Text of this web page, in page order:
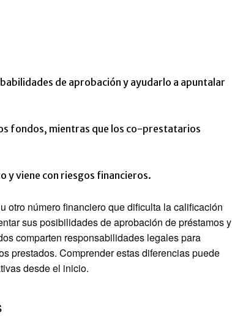
de aprobación y ayudarlo a apuntalar
fondos, mientras que los co-prestatarios
y viene con riesgos financieros.
otro número financiero que dificulta la calificación
sus posibilidades de aprobación de préstamos y
comparten responsabilidades legales para
prestados. Comprender estas diferencias puede
desde el inicio.